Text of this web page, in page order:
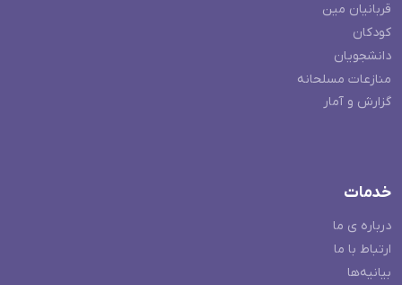
قربانیان مین
کودکان
دانشجویان
منازعات مسلحانه
گزارش و آمار
خدمات
درباره ی ما
ارتباط با ما
بیانیه‌ها